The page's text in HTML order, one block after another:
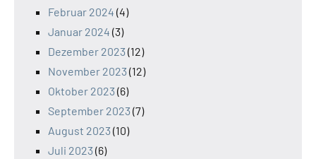
Februar 2024 (4)
Januar 2024 (3)
Dezember 2023(12)
November 2023(12)
Oktober 2023(6)
September 2023(7)
August 2023(10)
Juli 2023(6)